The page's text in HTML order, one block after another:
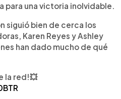
para una victoria inolvidable.
siguió bien de cerca los
Karen Reyes y Ashley
han dado mucho de qué
la red!💥